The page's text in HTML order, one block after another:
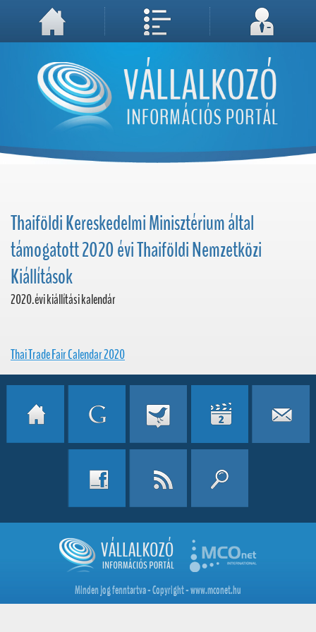
A weboldal használatával Ön elfogadja, hogy Cookie-kat (sütiket) tároljunk számítógépén. A sütik a weboldal megfelelő működéséhez
Megértettem, folytatás...
Thaiföldi Kereskedelmi Minisztérium által
támogatott 2020 évi Thaiföldi Nemzetközi
Kiállítások
2020.évi kiállítási kalendár
Thai Trade Fair Calendar 2020
Minden jog fenntartva - Copyright - www.mconet.hu